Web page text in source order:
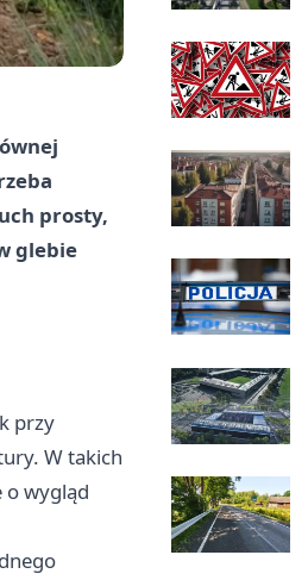
prosty,
glebie
przy
W takich
o wygląd